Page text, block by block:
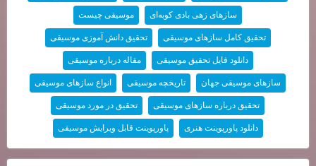
سازهای زهی بادی کوبه‌ای موسیقی چیست
تحقیق کامل سازهای موسیقی تحقیق دانش آموزی موسیقی
دانلود فایل تحقیق موسیقی مقاله درباره موسیقی
سازهای موسیقی جهان تاریخچه موسیقی انواع سازهای موسیقی
تحقیق درباره سازهای موسیقی تحقیق در مورد موسیقی
دانلود پاورپوینت هنری پاورپوینت قابل ویرایش موسیقی